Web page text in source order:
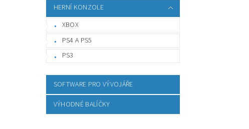
HERNÍ KONZOLE
XBOX
PS4 A PS5
PS3
SOFTWARE PRO VÝVOJÁŘE
VÝHODNÉ BALÍČKY